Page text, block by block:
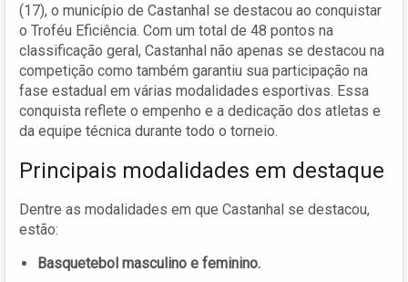
(17), o município de Castanhal se destacou ao conquistar
o Troféu Eficiência. Com um total de 48 pontos na
classificação geral, Castanhal não apenas se destacou na
competição como também garantiu sua participação na
fase estadual em várias modalidades esportivas. Essa
conquista reflete o empenho e a dedicação dos atletas e
da equipe técnica durante todo o torneio.
Principais modalidades em destaque
Dentre as modalidades em que Castanhal se destacou,
estão:
Basquetebol masculino e feminino.